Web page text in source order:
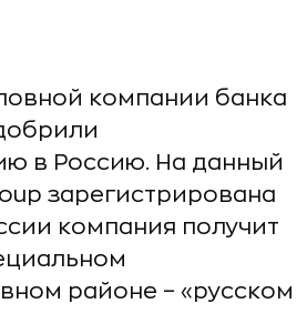
компании банка
в Россию. На данный
зарегистрирована
компания получит
районе – «русском